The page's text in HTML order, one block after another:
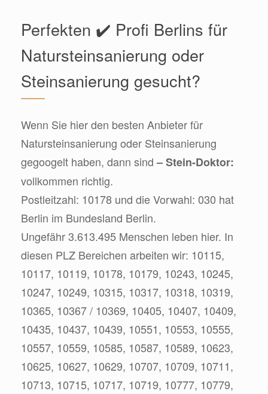
Perfekten ✔️ Profi Berlins für
Natursteinsanierung oder
Steinsanierung gesucht?
Wenn Sie hier den besten Anbieter für
Natursteinsanierung oder Steinsanierung
gegoogelt haben, dann sind– Stein-Doktor:
vollkommen richtig.
Postleitzahl: 10178 und die Vorwahl: 030 hat
Berlin im Bundesland Berlin.
Ungefähr 3.613.495 Menschen leben hier. In
diesen PLZ Bereichen arbeiten wir: 10115,
10117, 10119, 10178, 10179, 10243, 10245,
10247, 10249, 10315, 10317, 10318, 10319,
10365, 10367 / 10369, 10405, 10407, 10409,
10435, 10437, 10439, 10551, 10553, 10555,
10557, 10559, 10585, 10587, 10589, 10623,
10625, 10627, 10629, 10707, 10709, 10711,
10713, 10715, 10717, 10719, 10777, 10779,